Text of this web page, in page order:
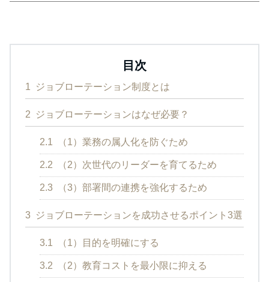
目次
1 ジョブローテーション制度とは
2 ジョブローテーションはなぜ必要？
2.1 （1）業務の属人化を防ぐため
2.2 （2）次世代のリーダーを育てるため
2.3 （3）部署間の連携を強化するため
3 ジョブローテーションを成功させるポイント3選
3.1 （1）目的を明確にする
3.2 （2）教育コストを最小限に抑える